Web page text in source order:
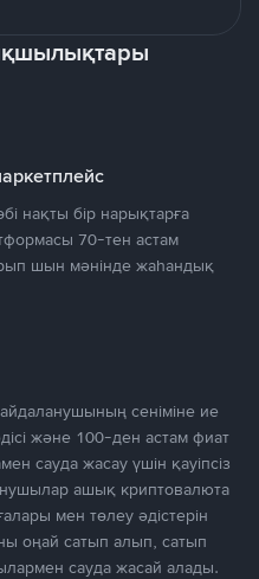
нақты бір нарықтарға
70-тен астам
шын мәнінде жаһандық
сеніміне ие
және 100-ден астам фиат
сауда жасау үшін қауіпсіз
ашық криптовалюта
мен төлеу әдістерін
оңай сатып алып, сатып
сауда жасай алады.